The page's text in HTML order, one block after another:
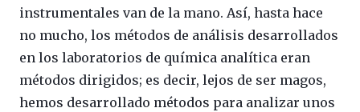
instrumentales van de la mano. Así, hasta hace
no mucho, los métodos de análisis desarrollados
en los laboratorios de química analítica eran
métodos dirigidos; es decir, lejos de ser magos,
hemos desarrollado métodos para analizar unos